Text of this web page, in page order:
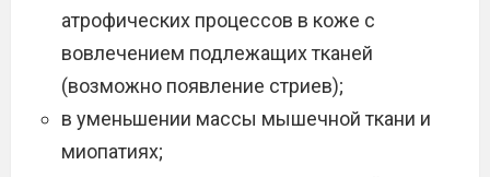
атрофических процессов в коже с
вовлечением подлежащих тканей
(возможно появление стриев);
в уменьшении массы мышечной ткани и
миопатиях;